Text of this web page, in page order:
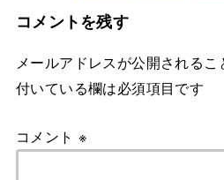
コメントを残す
メールアドレスが公開されるこ
付いている欄は必須項目です
コメント ※